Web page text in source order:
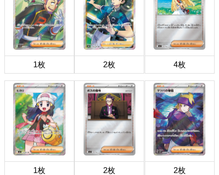
1枚 2枚 4枚
1枚 2枚 2枚